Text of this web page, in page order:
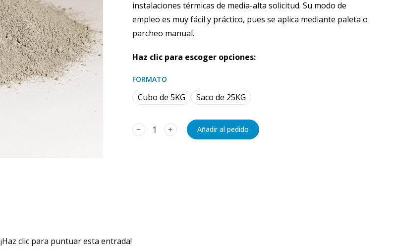
instalaciones térmicas de media-alta solicitud. Su modo de
empleo es muy fácil y práctico, pues se aplica mediante paleta o
parcheo manual.
Haz clic para escoger opciones:
FORMATO
Cubo de 5KG Saco de 25KG
﹣ ﹢ Añadir al pedido
¡Haz clic para puntuar esta entrada!